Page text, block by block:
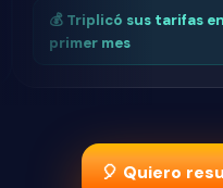
sus tarifas en el
mes
🎈 Quiero